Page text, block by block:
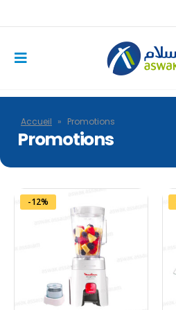
Accueil » Promotions
Promotions
-12%